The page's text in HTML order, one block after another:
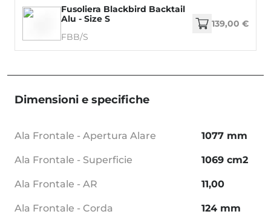
Fusoliera Blackbird Backtail
Alu - Size S
FBB/S
139,00 €
Dimensioni e specifiche
Ala Frontale - Apertura Alare 1077 mm
Ala Frontale - Superficie 1069 cm2
Ala Frontale - AR 11,00
Ala Frontale - Corda 124 mm